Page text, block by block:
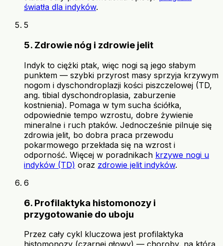
światła dla indyków.
5
5. Zdrowie nóg i zdrowie jelit
Indyk to ciężki ptak, więc nogi są jego słabym
punktem — szybki przyrost masy sprzyja krzywym
nogom i dyschondroplazji kości piszczelowej (TD,
ang. tibial dyschondroplasia, zaburzenie
kostnienia). Pomaga w tym sucha ściółka,
odpowiednie tempo wzrostu, dobre żywienie
mineralne i ruch ptaków. Jednocześnie pilnuje się
zdrowia jelit, bo dobra praca przewodu
pokarmowego przekłada się na wzrost i
odporność. Więcej w poradnikach krzywe nogi u
indyków (TD) oraz zdrowie jelit indyków.
6
6. Profilaktyka histomonozy i
przygotowanie do uboju
Przez cały cykl kluczowa jest profilaktyka